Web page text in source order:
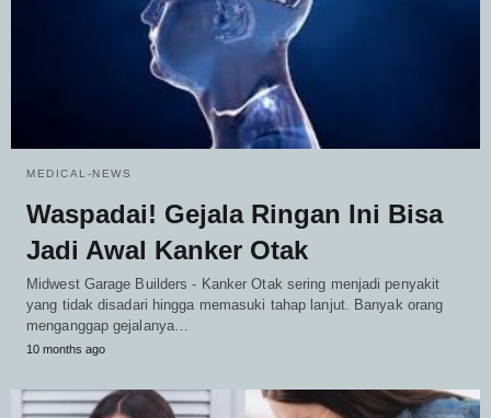
MEDICAL-NEWS
Waspadai! Gejala Ringan Ini Bisa
Jadi Awal Kanker Otak
Midwest Garage Builders - Kanker Otak sering menjadi penyakit
yang tidak disadari hingga memasuki tahap lanjut. Banyak orang
menganggap gejalanya…
10 months ago